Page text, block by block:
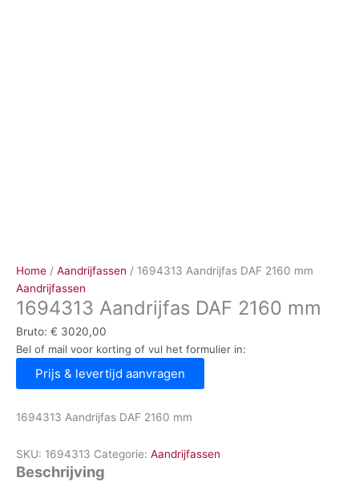
Home / Aandrijfassen / 1694313 Aandrijfas DAF 2160 mm
Aandrijfassen
1694313 Aandrijfas DAF 2160 mm
Bruto: € 3020,00
Bel of mail voor korting of vul het formulier in:
Prijs & levertijd aanvragen
1694313 Aandrijfas DAF 2160 mm
SKU: 1694313 Categorie: Aandrijfassen
Beschrijving